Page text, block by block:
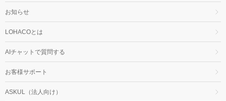
お知らせ
LOHACOとは
AIチャットで質問する
お客様サポート
ASKUL（法人向け）